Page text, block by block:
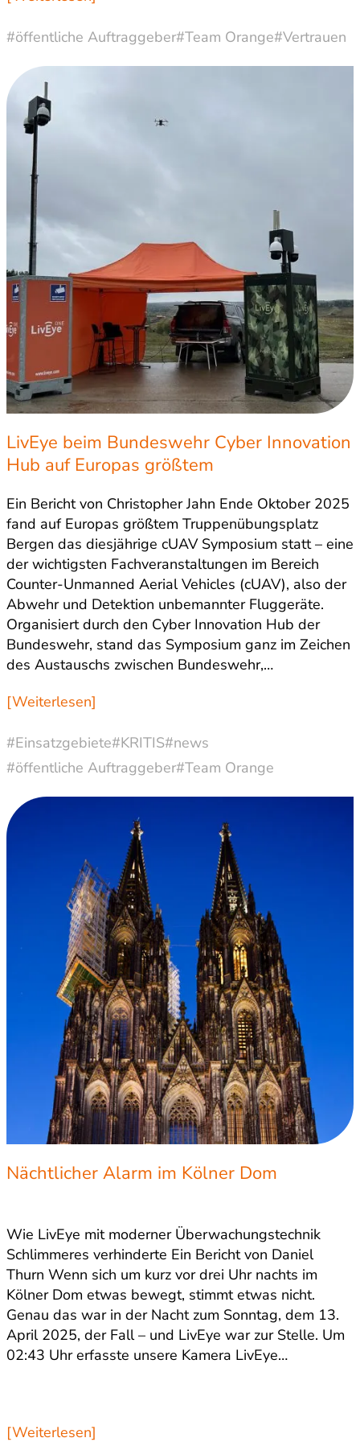
#öffentliche Auftraggeber#Team Orange#Vertrauen
LivEye beim Bundeswehr Cyber Innovation
Hub auf Europas größtem
Ein Bericht von Christopher Jahn Ende Oktober 2025
fand auf Europas größtem Truppenübungsplatz
Bergen das diesjährige cUAV Symposium statt – eine
der wichtigsten Fachveranstaltungen im Bereich
Counter-Unmanned Aerial Vehicles (cUAV), also der
Abwehr und Detektion unbemannter Fluggeräte.
Organisiert durch den Cyber Innovation Hub der
Bundeswehr, stand das Symposium ganz im Zeichen
des Austauschs zwischen Bundeswehr,…
[Weiterlesen]
#Einsatzgebiete#KRITIS#news
#öffentliche Auftraggeber#Team Orange
Nächtlicher Alarm im Kölner Dom
Wie LivEye mit moderner Überwachungstechnik
Schlimmeres verhinderte Ein Bericht von Daniel
Thurn Wenn sich um kurz vor drei Uhr nachts im
Kölner Dom etwas bewegt, stimmt etwas nicht.
Genau das war in der Nacht zum Sonntag, dem 13.
April 2025, der Fall – und LivEye war zur Stelle. Um
02:43 Uhr erfasste unsere Kamera LivEye…
[Weiterlesen]